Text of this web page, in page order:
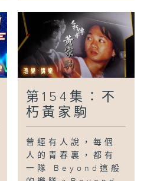
第154集：不
朽黃家駒
曾經有人說，每個
人的青春裏，都有
一隊 Beyond這般